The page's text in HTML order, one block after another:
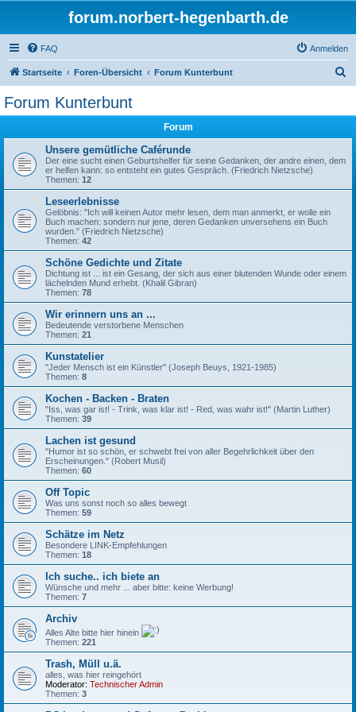
forum.norbert-hegenbarth.de
FAQ Anmelden
Startseite Foren-Übersicht Forum Kunterbunt
Forum Kunterbunt
Forum
Unsere gemütliche Caférunde
Der eine sucht einen Geburtshelfer für seine Gedanken, der andre einen, dem
er helfen kann: so entsteht ein gutes Gespräch. (Friedrich Nietzsche)
Themen: 12
Leseerlebnisse
Gelöbnis: "Ich will keinen Autor mehr lesen, dem man anmerkt, er wolle ein
Buch machen: sondern nur jene, deren Gedanken unversehens ein Buch
wurden." (Friedrich Nietzsche)
Themen: 42
Schöne Gedichte und Zitate
Dichtung ist ... ist ein Gesang, der sich aus einer blutenden Wunde oder einem
lächelnden Mund erhebt. (Khalil Gibran)
Themen: 78
Wir erinnern uns an ...
Bedeutende verstorbene Menschen
Themen: 21
Kunstatelier
"Jeder Mensch ist ein Künstler" (Joseph Beuys, 1921-1985)
Themen: 8
Kochen - Backen - Braten
"Iss, was gar ist! - Trink, was klar ist! - Red, was wahr ist!" (Martin Luther)
Themen: 39
Lachen ist gesund
"Humor ist so schön, er schwebt frei von aller Begehrlichkeit über den
Erscheinungen." (Robert Musil)
Themen: 60
Off Topic
Was uns sonst noch so alles bewegt
Themen: 59
Schätze im Netz
Besondere LINK-Empfehlungen
Themen: 18
Ich suche.. ich biete an
Wünsche und mehr ... aber bitte: keine Werbung!
Themen: 7
Archiv
Alles Alte bitte hier hinein
Themen: 221
Trash, Müll u.ä.
alles, was hier reingehört
Moderator: Technischer Admin
Themen: 3